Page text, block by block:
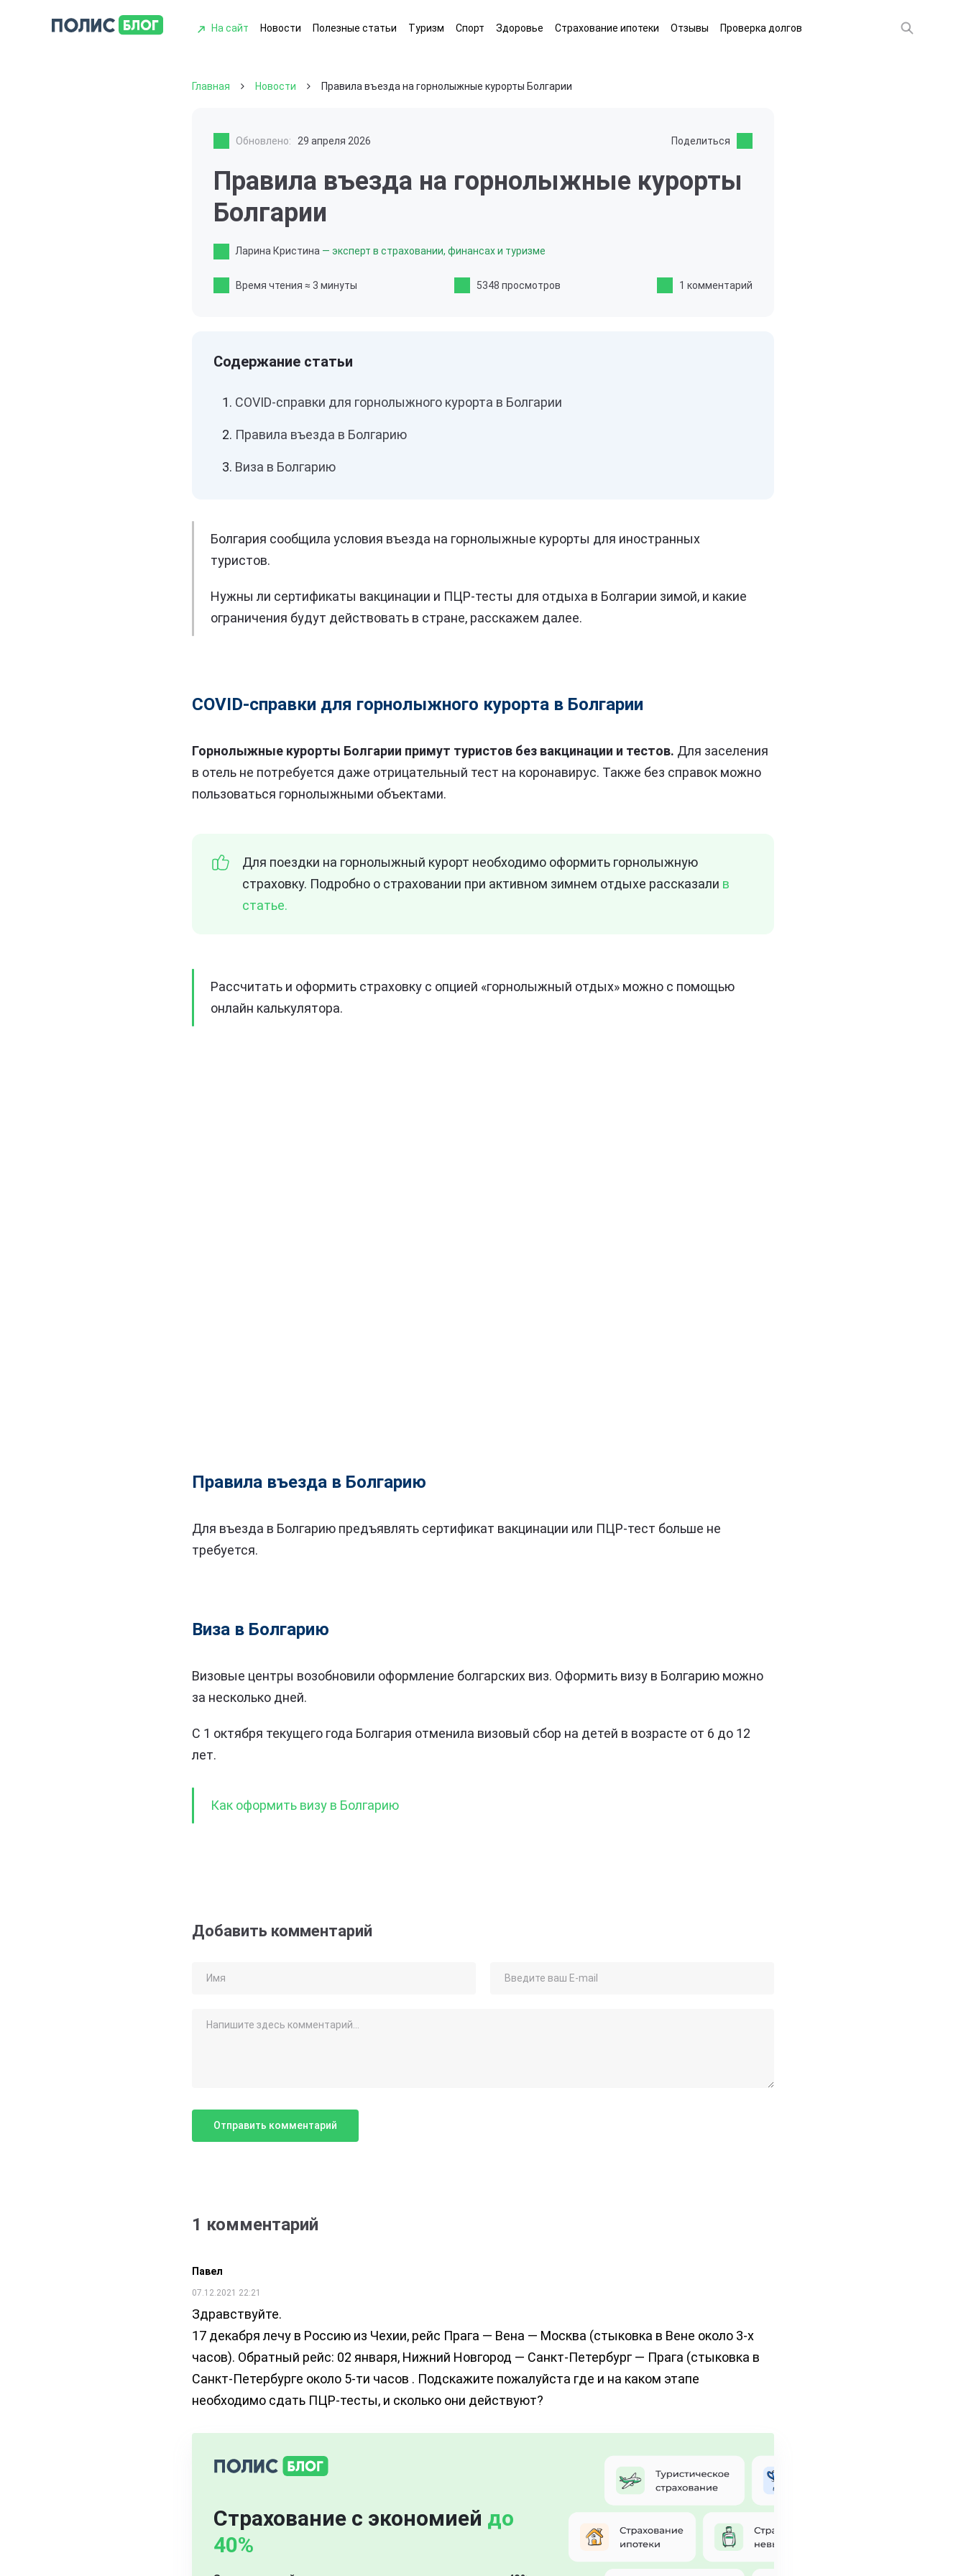
На сайт Новости Полезные статьи Туризм Спорт Здоровье Страхование ипотеки Отзывы Проверка долгов
Главная Новости Правила въезда на горнолыжные курорты Болгарии
Обновлено: 29 апреля 2026 Поделиться
Правила въезда на горнолыжные курорты
Болгарии
Ларина Кристина — эксперт в страховании, финансах и туризме
Время чтения ≈ 3 минуты 5348 просмотров 1 комментарий
COVID-справки для горнолыжного курорта в Болгарии
Правила въезда в Болгарию
Виза в Болгарию
Болгария сообщила условия въезда на горнолыжные курорты для иностранных
туристов.
Нужны ли сертификаты вакцинации и ПЦР-тесты для отдыха в Болгарии зимой, и какие
ограничения будут действовать в стране, расскажем далее.
COVID-справки для горнолыжного курорта в Болгарии
Горнолыжные курорты Болгарии примут туристов без вакцинации и тестов. Для заселения
в отель не потребуется даже отрицательный тест на коронавирус. Также без справок можно
пользоваться горнолыжными объектами.
Для поездки на горнолыжный курорт необходимо оформить горнолыжную
страховку. Подробно о страховании при активном зимнем отдыхе рассказали в
статье.
Рассчитать и оформить страховку с опцией «горнолыжный отдых» можно с помощью
онлайн калькулятора.
Правила въезда в Болгарию
Для въезда в Болгарию предъявлять сертификат вакцинации или ПЦР-тест больше не
требуется.
Виза в Болгарию
Визовые центры возобновили оформление болгарских виз. Оформить визу в Болгарию можно
за несколько дней.
С 1 октября текущего года Болгария отменила визовый сбор на детей в возрасте от 6 до 12
лет.
Как оформить визу в Болгарию
Добавить комментарий
1 комментарий
Павел
07.12.2021 22:21
Здравствуйте.
17 декабря лечу в Россию из Чехии, рейс Прага — Вена — Москва (стыковка в Вене около 3-х
часов). Обратный рейс: 02 января, Нижний Новгород — Санкт-Петербург — Прага (стыковка в
Санкт-Петербурге около 5-ти часов . Подскажите пожалуйста где и на каком этапе
необходимо сдать ПЦР-тесты, и сколько они действуют?
Страхование с экономией до
40%